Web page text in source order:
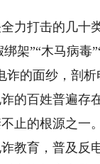
打击的几十
架”“木马病毒
的面纱，剖
的百姓普遍存
止的根源之一
教育，普及反